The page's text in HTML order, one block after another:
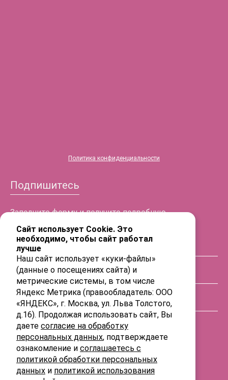
Политика конфиденциальности
Подпишитесь
Заполните форму и получите подробную
информацию!
ФИО
Телефон
E-mail
Сайт использует Cookie. Это
необходимо, чтобы сайт работал
лучше
Наш сайт использует «куки-файлы»
(данные о посещениях сайта) и
метрические системы, в том числе
Яндекс Метрика (правообладатель: ООО
«ЯНДЕКС», г. Москва, ул. Льва Толстого,
д.16). Продолжая использовать сайт, Вы
даете согласие на обработку
персональных данных, подтверждаете
ознакомление и соглашаетесь с
политикой обработки персональных
данных и политикой использования